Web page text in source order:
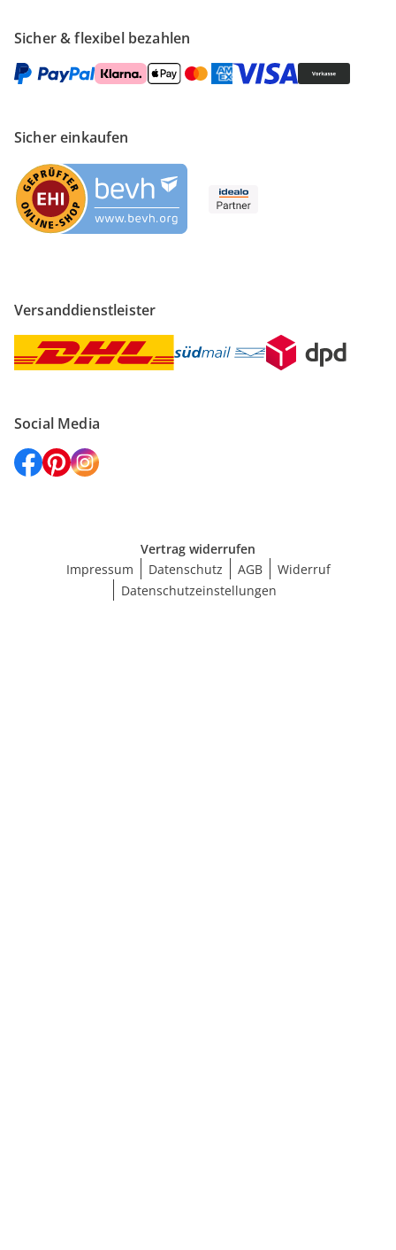
Sicher & flexibel bezahlen
Sicher einkaufen
Versanddienstleister
Social Media
Vertrag widerrufen
Impressum
Datenschutz AGB
Widerruf
Datenschutzeinstellungen